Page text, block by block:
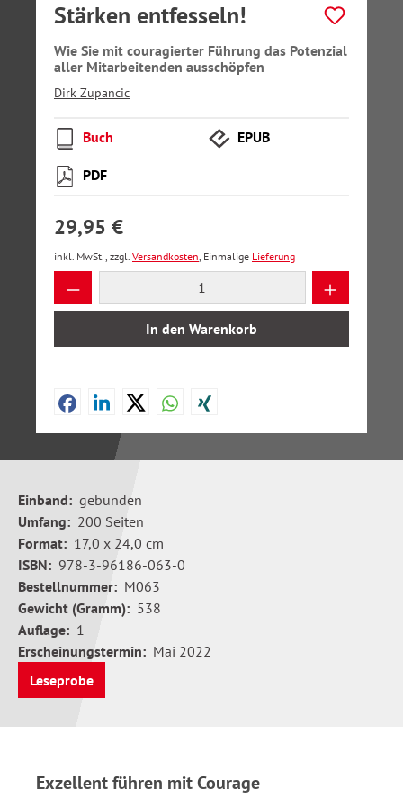
Stärken entfesseln!
Wie Sie mit couragierter Führung das Potenzial
aller Mitarbeitenden ausschöpfen
Dirk Zupancic
Buch EPUB
PDF
29,95 €
inkl. MwSt., zzgl. Versandkosten, Einmalige Lieferung
Produkt Anzahl: Gib den gewünschten
In den Warenkorb
Einband: gebunden
Umfang: 200 Seiten
Format: 17,0 x 24,0 cm
ISBN: 978-3-96186-063-0
Bestellnummer: M063
Gewicht (Gramm): 538
Auflage: 1
Erscheinungstermin: Mai 2022
Leseprobe
Exzellent führen mit Courage